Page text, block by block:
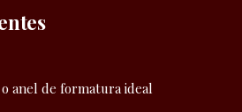
anel de formatura ideal